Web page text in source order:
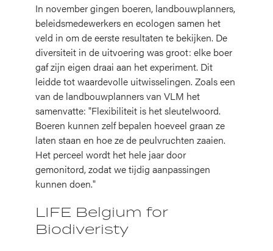
In november gingen boeren, landbouwplanners,
beleidsmedewerkers en ecologen samen het
veld in om de eerste resultaten te bekijken. De
diversiteit in de uitvoering was groot: elke boer
gaf zijn eigen draai aan het experiment. Dit
leidde tot waardevolle uitwisselingen. Zoals een
van de landbouwplanners van VLM het
samenvatte: "Flexibiliteit is het sleutelwoord.
Boeren kunnen zelf bepalen hoeveel graan ze
laten staan en hoe ze de peulvruchten zaaien.
Het perceel wordt het hele jaar door
gemonitord, zodat we tijdig aanpassingen
kunnen doen."
LIFE Belgium for
Biodiveristy